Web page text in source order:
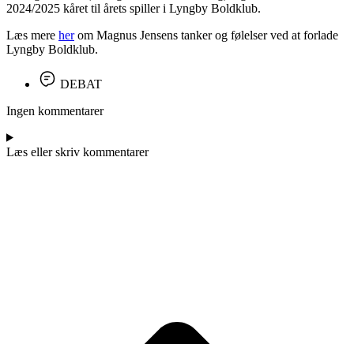
2024/2025 kåret til årets spiller i Lyngby Boldklub.
Læs mere herom Magnus Jensens tanker og følelser ved at forlade
Lyngby Boldklub.
DEBAT
Ingen kommentarer
Læs eller skriv kommentarer